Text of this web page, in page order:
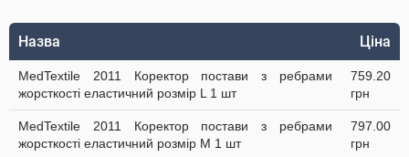
Назва Ціна
MedTextile 2011 Коректор постави з ребрами
жорсткості еластичний розмір L 1 шт
759.20
грн
MedTextile 2011 Коректор постави з ребрами
жорсткості еластичний розмір М 1 шт
797.00
грн